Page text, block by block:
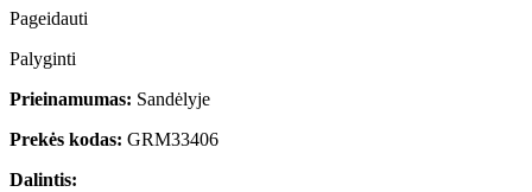
Pageidauti
Palyginti
Prieinamumas: Sandėlyje
Prekės kodas: GRM33406
Dalintis: